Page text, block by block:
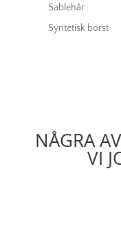
Sablehår
Syntetisk borst
NÅGRA
VI